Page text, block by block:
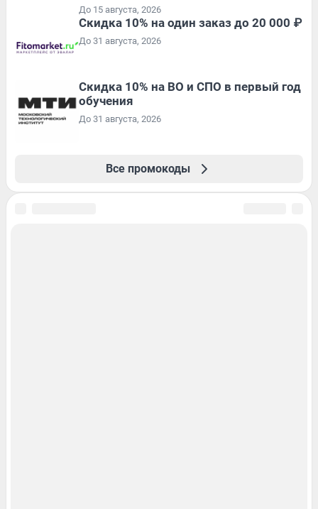
До 15 августа, 2026
Скидка 10% на один заказ до 20 000 ₽
До 31 августа, 2026
Скидка 10% на ВО и СПО в первый год
обучения
До 31 августа, 2026
Все промокоды